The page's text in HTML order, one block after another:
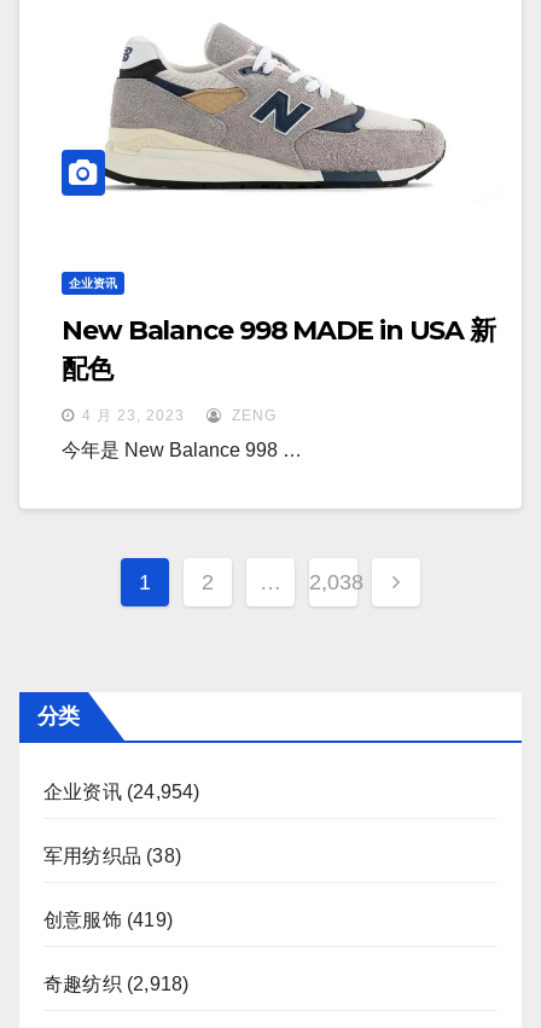
企业资讯
New Balance 998 MADE in USA 新
配色
4 月 23, 2023 ZENG
今年是 New Balance 998 …
文
章
1 2 … 2,038
分类
企业资讯(24,954)
军用纺织品 (38)
创意服饰(419)
奇趣纺织 (2,918)